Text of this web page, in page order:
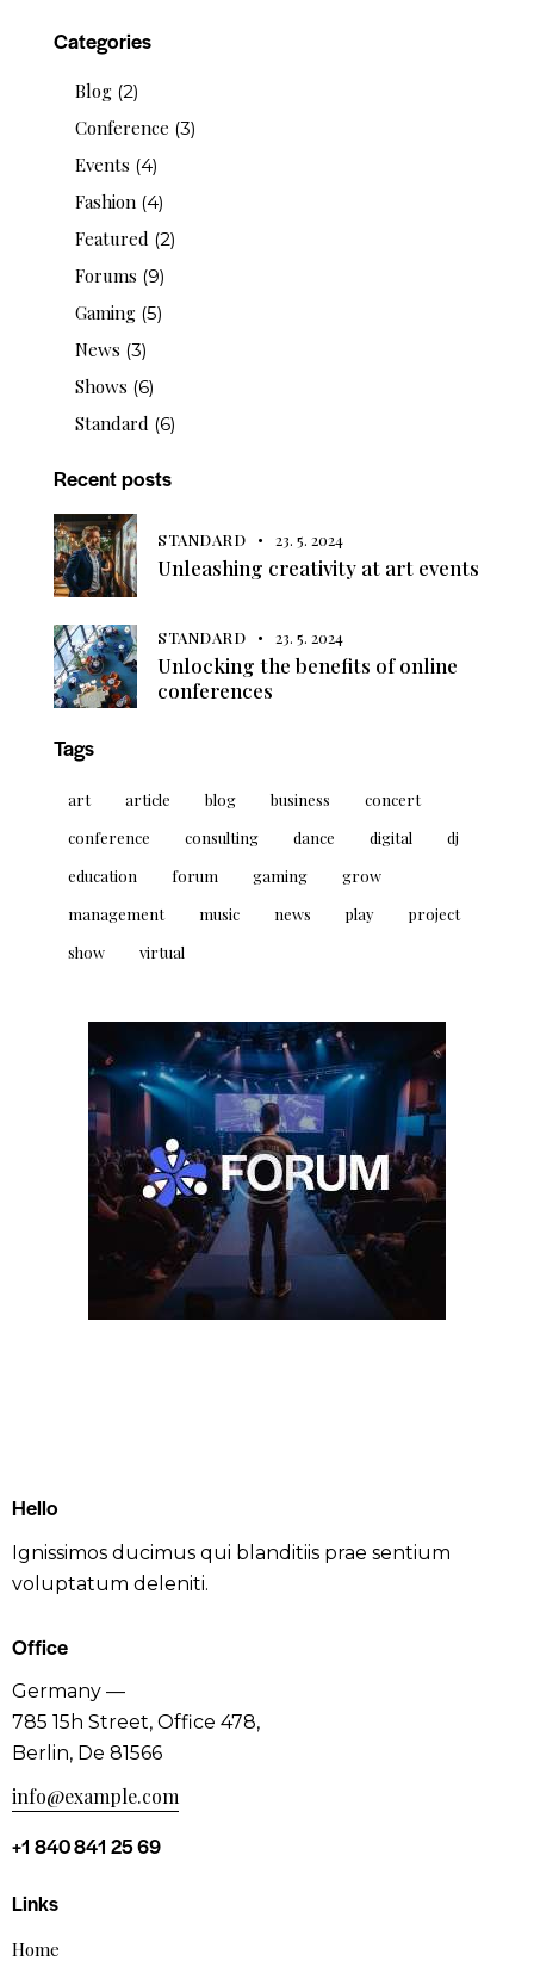
Categories
Blog (2)
Conference (3)
Events (4)
Fashion (4)
Featured (2)
Forums (9)
Gaming (5)
News (3)
Shows (6)
Standard (6)
Recent posts
STANDARD 23. 5. 2024
Unleashing creativity at art events
STANDARD 23. 5. 2024
Unlocking the benefits of online
conferences
Tags
art article blog business
concert
conference
consulting dance digital
dj
education
forum gaming
grow
management
music news play
project
show
virtual
Hello
Ignissimos ducimus qui blanditiis prae sentium
voluptatum deleniti.
Office
Germany —
785 15h Street, Office 478,
Berlin, De 81566
info@example.com
+1 840 841 25 69
Links
Home